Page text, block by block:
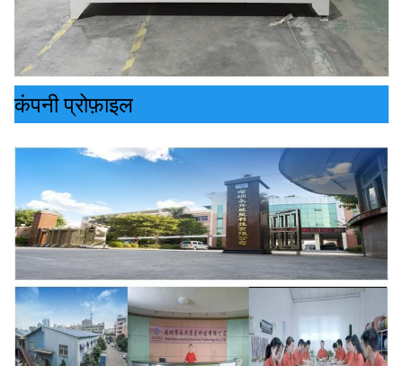
कंपनी प्रोफ़ाइल